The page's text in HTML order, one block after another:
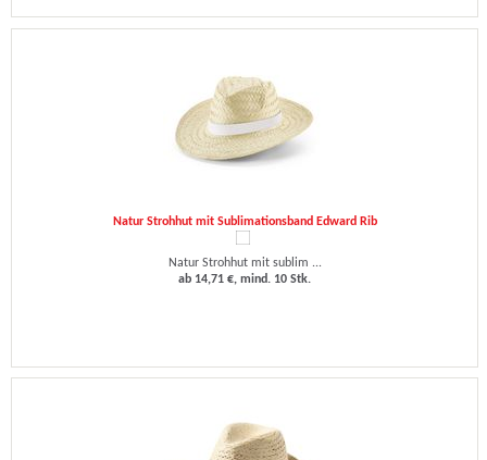
Natur Strohhut mit Sublimationsband Edward Rib
Natur Strohhut mit sublim ...
ab 14,71 €, mind. 10 Stk.